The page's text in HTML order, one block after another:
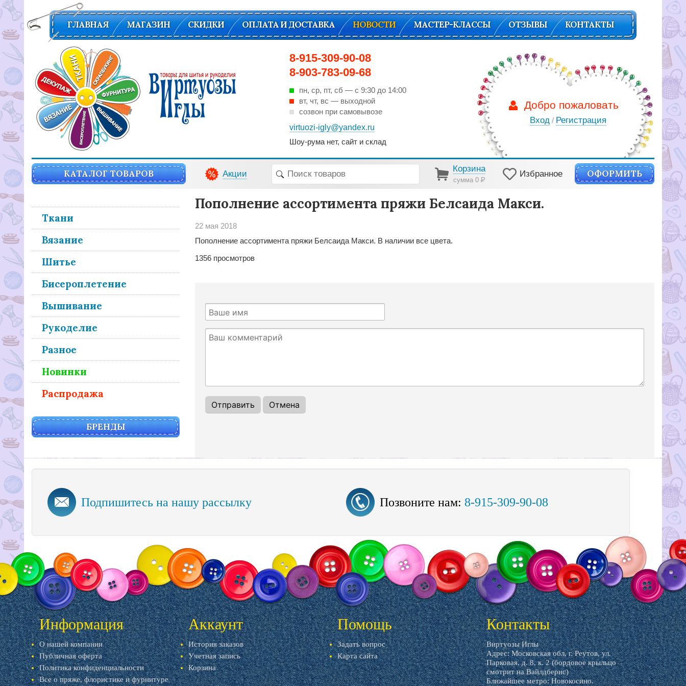
8-915-309-90-08
8-903-783-09-68
пн, ср, пт, cб — с 9:30 до 14:00
вт, чт, вс — выходной
созвон при самовывозе
virtuozi-igly@yandex.ru
Шоу-рума нет, сайт и склад
ГЛАВНАЯ МАГАЗИН СКИДКИ ОПЛАТА И ДОСТАВКА НОВОСТИ МАСТЕР-КЛАССЫ ОТЗЫВЫ КОНТАКТЫ
Добро пожаловать
Вход / Регистрация
КАТАЛОГ ТОВАРОВ Акции
Корзина
сумма 0Р
Избранное ОФОРМИТЬ
Ткани
Вязание
Шитье
Бисероплетение
Вышивание
Рукоделие
Разное
Новинки
Распродажа
БРЕНДЫ
Пополнение ассортимента пряжи Белсаида Макси.
22 мая 2018
Пополнение ассортимента пряжи Белсаида Макси. В наличии все цвета.
1356 просмотров
Подпишитесь на нашу рассылку Позвоните нам: 8-915-309-90-08
Информация
О нашей компании
Публичная оферта
Политика конфиденциальности
Все о пряже, флористике и фурнитуре
Аккаунт
История заказов
Учетная запись
Корзина
Помощь
Задать вопрос
Карта сайта
Контакты
Виртуозы Иглы
Адрес: Московская обл, г. Реутов, ул.
Парковая, д. 8, к. 2 (бордовое крыльцо
смотрит на Вайлдберис)
Ближайшее метро: Новокосино.